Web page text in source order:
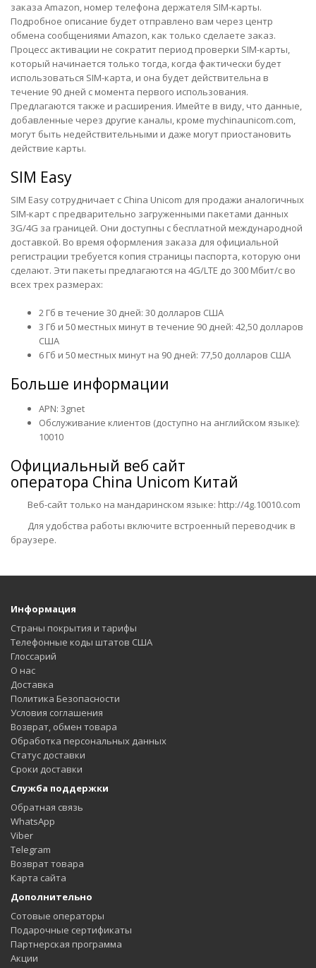
заказа Amazon, номер телефона держателя SIM-карты.
Подробное описание будет отправлено вам через центр
обмена сообщениями Amazon, как только сделаете заказ.
Процесс активации не сократит период проверки SIM-карты,
который начинается только тогда, когда фактически будет
использоваться SIM-карта, и она будет действительна в
течение 90 дней с момента первого использования.
Предлагаются также и расширения. Имейте в виду, что данные,
добавленные через другие каналы, кроме mychinaunicom.com,
могут быть недействительными и даже могут приостановить
действие карты.
SIM Easy
SIM Easy сотрудничает с China Unicom для продажи аналогичных
SIM-карт с предварительно загруженными пакетами данных
3G/4G за границей. Они доступны с бесплатной международной
доставкой. Во время оформления заказа для официальной
регистрации требуется копия страницы паспорта, которую они
сделают. Эти пакеты предлагаются на 4G/LTE до 300 Мбит/с во
всех трех размерах:
2 Гб в течение 30 дней: 30 долларов США
3 Гб и 50 местных минут в течение 90 дней: 42,50 долларов
США
6 Гб и 50 местных минут на 90 дней: 77,50 долларов США
Больше информации
APN: 3gnet
Обслуживание клиентов (доступно на английском языке):
10010
Официальный веб сайт
оператора China Unicom Китай
Веб-сайт только на мандаринском языке: http://4g.10010.com
Для удобства работы включите встроенный переводчик в
браузере.
Информация
Страны покрытия и тарифы
Телефонные коды штатов США
Глоссарий
О нас
Доставка
Политика Безопасности
Условия соглашения
Возврат, обмен товара
Обработка персональных данных
Статус доставки
Сроки доставки
Служба поддержки
Обратная связь
WhatsApp
Viber
Telegram
Возврат товара
Карта сайта
Дополнительно
Сотовые операторы
Подарочные сертификаты
Партнерская программа
Акции